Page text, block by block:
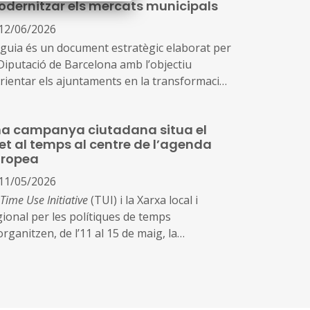
portal permet visualitzar les principals
climàtiques que afecten els municipis
demarcació i ofereix eines per conèixer els
i les vulnerabilitats associades a la calor,
les tempestes, els boscos, el
i l'augment del nivell del mar
els mercats municipals
12/06/2026
és un document estratègic elaborat per
de Barcelona amb l’objectiu
els ajuntaments en la transformació
d’una diagnosi de la situació actual dels
i defineix un model de futur més
sostenible, digitalitzat i connectat amb
necessitats de la ciutadania
campanya ciutadana situa el
al temps al centre de l’agenda
11/05/2026
Time Use Initiative(TUI) i la Xarxa local i
per les polítiques de temps
de l’11 al 15 de maig, la